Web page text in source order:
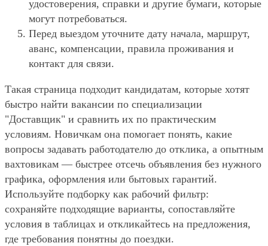
удостоверения, справки и другие бумаги, которые
могут потребоваться.
Перед выездом уточните дату начала, маршрут,
аванс, компенсации, правила проживания и
контакт для связи.
Такая страница подходит кандидатам, которые хотят
быстро найти вакансии по специализации
"Доставщик" и сравнить их по практическим
условиям. Новичкам она помогает понять, какие
вопросы задавать работодателю до отклика, а опытным
вахтовикам — быстрее отсечь объявления без нужного
графика, оформления или бытовых гарантий.
Используйте подборку как рабочий фильтр:
сохраняйте подходящие варианты, сопоставляйте
условия в таблицах и откликайтесь на предложения,
где требования понятны до поездки.